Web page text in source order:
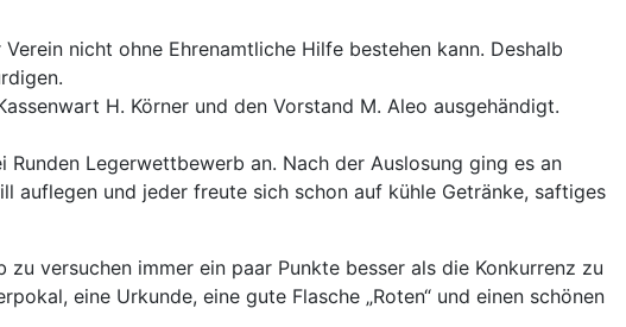
nicht ohne Ehrenamtliche Hilfe bestehen kann. Deshalb
H. Körner und den Vorstand M. Aleo ausgehändigt.
Legerwettbewerb an. Nach der Auslosung ging es an
auflegen und jeder freute sich schon auf kühle Getränke, saftiges
versuchen immer ein paar Punkte besser als die Konkurrenz zu
eine Urkunde, eine gute Flasche „Roten“ und einen schönen